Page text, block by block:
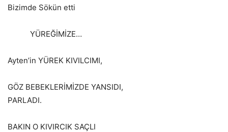
Bizimde Sökün etti
YÜREĞİMİZE…
Ayten’in YÜREK KIVILCIMI,
GÖZ BEBEKLERİMİZDE YANSIDI,
PARLADI.
BAKIN O KIVIRCIK SAÇLI